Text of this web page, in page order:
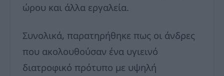
ώρου και άλλα εργαλεία.
Συνολικά, παρατηρήθηκε πως οι άνδρες
που ακολουθούσαν ένα υγιεινό
διατροφικό πρότυπο με υψηλή